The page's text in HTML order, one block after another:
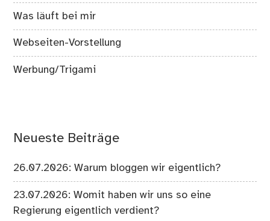
Was läuft bei mir
Webseiten-Vorstellung
Werbung/Trigami
Neueste Beiträge
26.07.2026: Warum bloggen wir eigentlich?
23.07.2026: Womit haben wir uns so eine
Regierung eigentlich verdient?